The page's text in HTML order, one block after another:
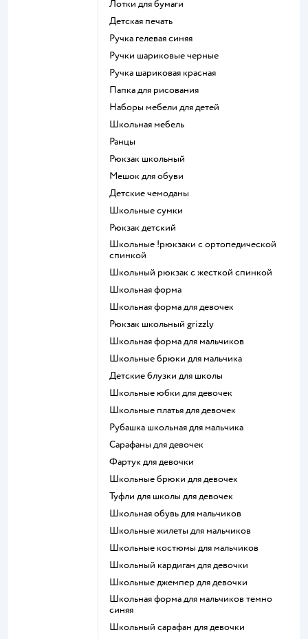
Лотки для бумаги
Детская печать
Ручка гелевая синяя
Ручки шариковые черные
Ручка шариковая красная
Папка для рисования
Наборы мебели для детей
Школьная мебель
Ранцы
Рюкзак школьный
Мешок для обуви
Детские чемоданы
Школьные сумки
Рюкзак детский
Школьные !рюкзаки с ортопедической
спинкой
Школьный рюкзак с жесткой спинкой
Школьная форма
Школьная форма для девочек
Рюкзак школьный grizzly
Школьная форма для мальчиков
Школьные брюки для мальчика
Детские блузки для школы
Школьные юбки для девочек
Школьные платья для девочек
Рубашка школьная для мальчика
Сарафаны для девочек
Фартук для девочки
Школьные брюки для девочек
Туфли для школы для девочек
Школьная обувь для мальчиков
Школьные жилеты для мальчиков
Школьные костюмы для мальчиков
Школьный кардиган для девочки
Школьные джемпер для девочки
Школьная форма для мальчиков темно
синяя
Школьный сарафан для девочки